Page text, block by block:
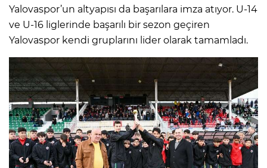
Yalovaspor’un altyapısı da başarılara imza atıyor. U-14
ve U-16 liglerinde başarılı bir sezon geçiren
Yalovaspor kendi gruplarını lider olarak tamamladı.